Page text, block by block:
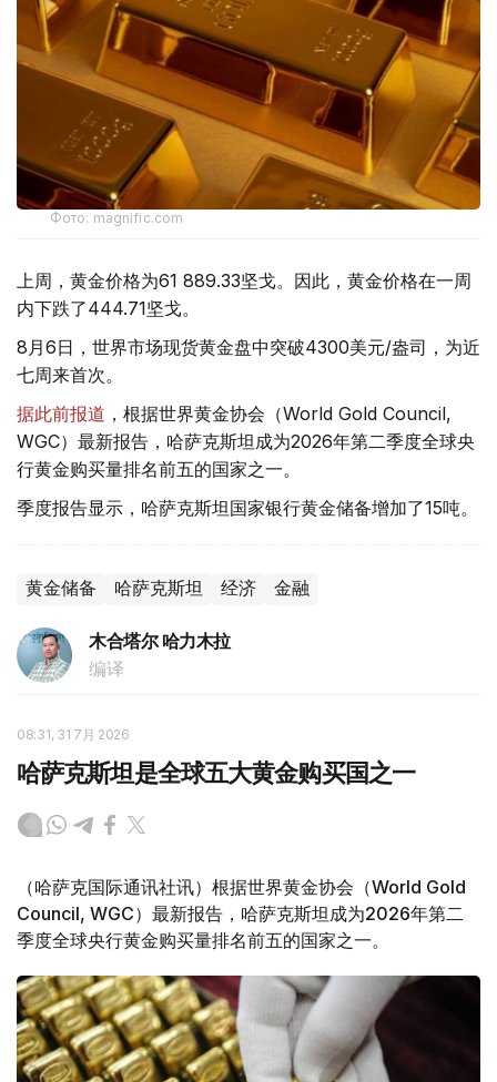
Фото: magnific.com
上周，黄金价格为61 889.33坚戈。因此，黄金价格在一周
内下跌了444.71坚戈。
8月6日，世界市场现货黄金盘中突破4300美元/盎司，为近
七周来首次。
据此前报道 ，根据世界黄金协会（World Gold Council,
WGC）最新报告，哈萨克斯坦成为2026年第二季度全球央
行黄金购买量排名前五的国家之一。
季度报告显示，哈萨克斯坦国家银行黄金储备增加了15吨。
黄金储备 哈萨克斯坦 经济 金融
木合塔尔 哈力木拉
编译
08:31, 31 7月 2026
哈萨克斯坦是全球五大黄金购买国之一
（哈萨克国际通讯社讯）根据世界黄金协会（World Gold
Council, WGC）最新报告，哈萨克斯坦成为2026年第二
季度全球央行黄金购买量排名前五的国家之一。